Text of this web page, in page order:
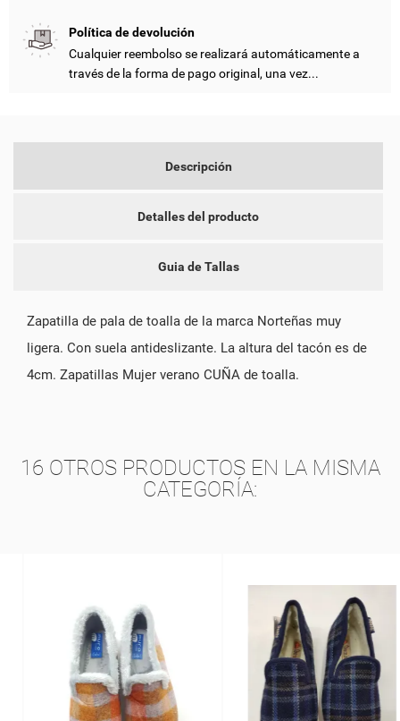
Política de devolución
Cualquier reembolso se realizará automáticamente a
través de la forma de pago original, una vez...
Descripción
Detalles del producto
Guia de Tallas
Zapatilla de pala de toalla de la marca Norteñas muy
ligera. Con suela antideslizante. La altura del tacón es de
4cm. Zapatillas Mujer verano CUÑA de toalla.
16 OTROS PRODUCTOS EN LA MISMA
CATEGORÍA:
MY WISHLISTS
((TITLE))
INICIAR SESIÓN
((CANCELTEXT))